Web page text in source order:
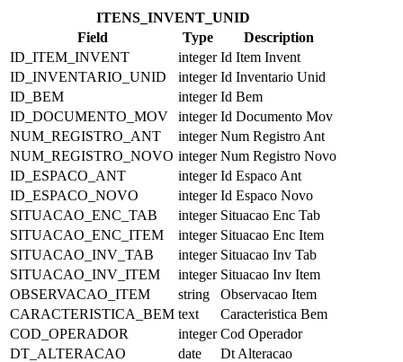
ITENS_INVENT_UNID
Field
Type
Description
ID_ITEM_INVENT
integer Id Item Invent
ID_INVENTARIO_UNID
integer Id Inventario Unid
ID_BEM
integer Id Bem
ID_DOCUMENTO_MOV
integer Id Documento Mov
NUM_REGISTRO_ANT
integer Num Registro Ant
NUM_REGISTRO_NOVO integer Num Registro Novo
ID_ESPACO_ANT
integer Id Espaco Ant
ID_ESPACO_NOVO
integer Id Espaco Novo
SITUACAO_ENC_TAB
integer Situacao Enc Tab
SITUACAO_ENC_ITEM
integer Situacao Enc Item
SITUACAO_INV_TAB
integer Situacao Inv Tab
SITUACAO_INV_ITEM
integer Situacao Inv Item
OBSERVACAO_ITEM
string
Observacao Item
CARACTERISTICA_BEM text
Caracteristica Bem
COD_OPERADOR
integer Cod Operador
DT_ALTERACAO
date
Dt Alteracao